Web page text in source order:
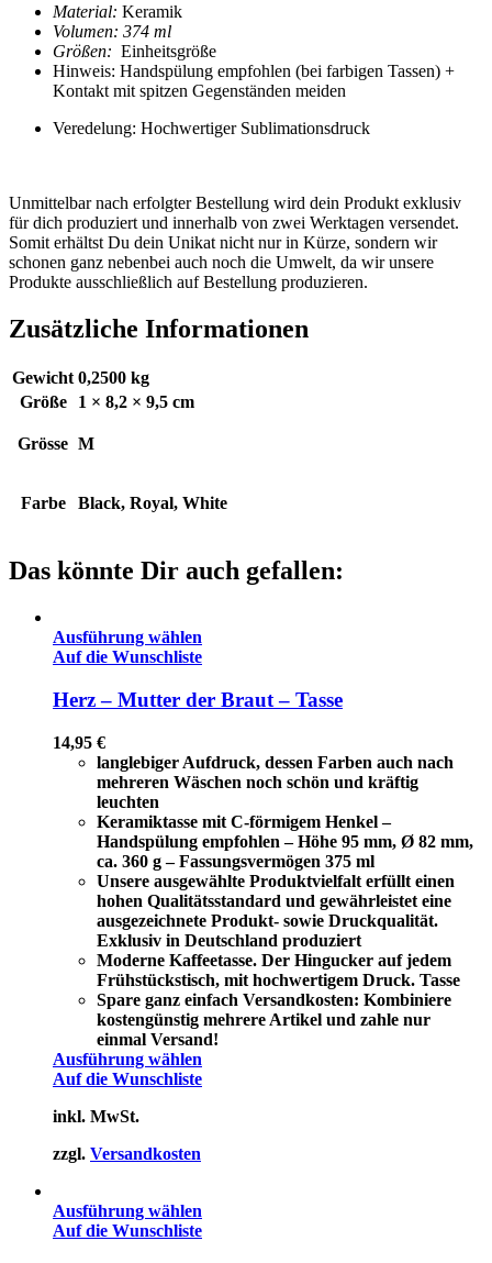
Material: Keramik
Volumen: 374 ml
Größen: Einheitsgröße
Hinweis: Handspülung empfohlen (bei farbigen Tassen) +
Kontakt mit spitzen Gegenständen meiden
Veredelung: Hochwertiger Sublimationsdruck
Unmittelbar nach erfolgter Bestellung wird dein Produkt exklusiv
für dich produziert und innerhalb von zwei Werktagen versendet.
Somit erhältst Du dein Unikat nicht nur in Kürze, sondern wir
schonen ganz nebenbei auch noch die Umwelt, da wir unsere
Produkte ausschließlich auf Bestellung produzieren.
Zusätzliche Informationen
Gewicht 0,2500 kg
Größe
1 × 8,2 × 9,5 cm
Grösse M
Farbe Black, Royal, White
Das könnte Dir auch gefallen:
Ausführung wählen
Auf die Wunschliste
Herz – Mutter der Braut – Tasse
14,95 €
langlebiger Aufdruck, dessen Farben auch nach
mehreren Wäschen noch schön und kräftig
leuchten
Keramiktasse mit C-förmigem Henkel –
Handspülung empfohlen – Höhe 95 mm, Ø 82 mm,
ca. 360 g – Fassungsvermögen 375 ml
Unsere ausgewählte Produktvielfalt erfüllt einen
hohen Qualitätsstandard und gewährleistet eine
ausgezeichnete Produkt- sowie Druckqualität.
Exklusiv in Deutschland produziert
Moderne Kaffeetasse. Der Hingucker auf jedem
Frühstückstisch, mit hochwertigem Druck. Tasse
Spare ganz einfach Versandkosten: Kombiniere
kostengünstig mehrere Artikel und zahle nur
einmal Versand!
Ausführung wählen
Auf die Wunschliste
inkl. MwSt.
zzgl. Versandkosten
Ausführung wählen
Auf die Wunschliste